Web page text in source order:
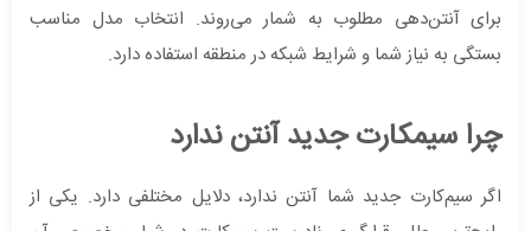
برای آنتن‌دهی مطلوب به شمار می‌روند. انتخاب مدل مناسب
بستگی به نیاز شما و شرایط شبکه در منطقه استفاده دارد.
چرا سیمکارت جدید آنتن ندارد
اگر سیم‌کارت جدید شما آنتن ندارد، دلایل مختلفی دارد. یکی از